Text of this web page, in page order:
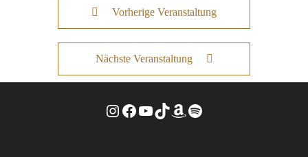
Vorherige Veranstaltung
Nächste Veranstaltung
Instagram
Facebook
YouTube
TikTokAmazon
Spotify